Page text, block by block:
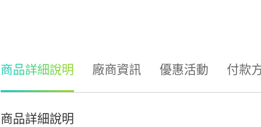
商品詳細說明 廠商資訊 優惠活動 付款
商品詳細說明